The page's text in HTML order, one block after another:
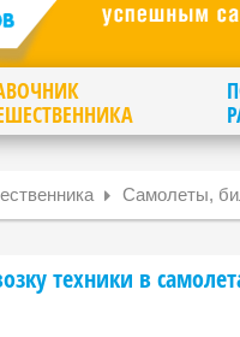
Самолеты,
техники в